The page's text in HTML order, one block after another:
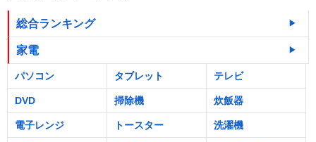
総合ランキング
家電
パソコン タブレット テレビ
DVD 掃除機 炊飯器
電子レンジ トースター 洗濯機